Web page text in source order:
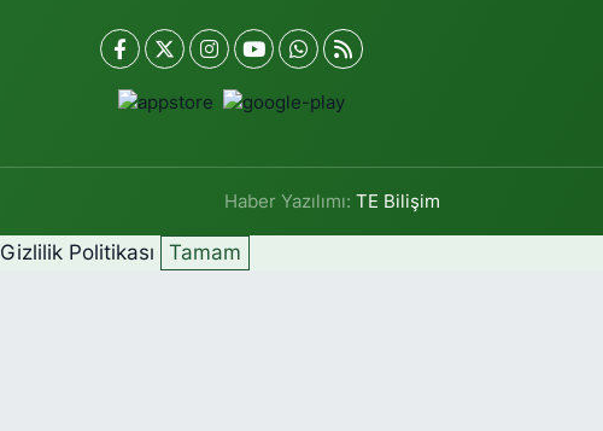
Haber Yazılımı:TE Bilişim
Gizlilik Politikası Tamam